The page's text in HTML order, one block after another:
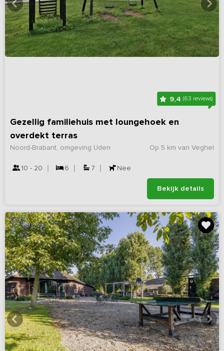
9,4 (63 reviews)
Gezellig familiehuis met loungehoek en
overdekt terras
Op 5 km van Veghel
Noord-Brabant, omgeving Uden
10 - 20 6 7 Nee
Bekijk details